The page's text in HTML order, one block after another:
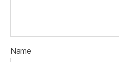
Name